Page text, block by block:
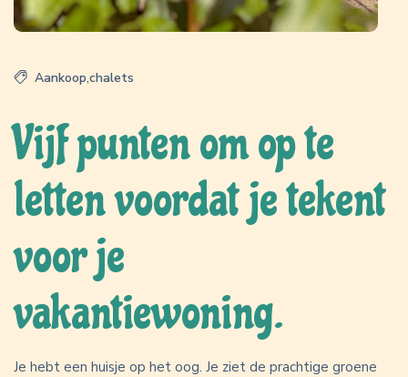
Aankoop,chalets
Vijf punten om op te
letten voordat je tekent
voor je
vakantiewoning.
Je hebt een huisje op het oog. Je ziet de prachtige groene